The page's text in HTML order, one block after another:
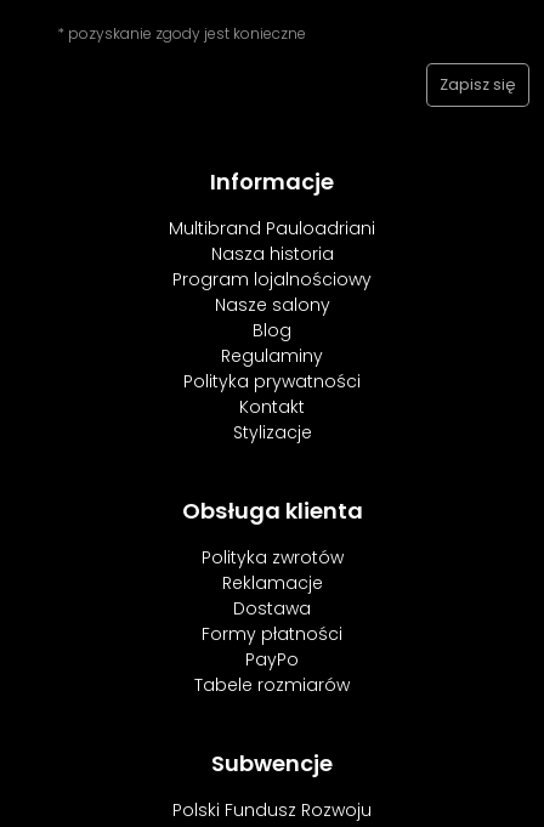
* pozyskanie zgody jest konieczne
Informacje
Multibrand Pauloadriani
Nasza historia
Program lojalnościowy
Nasze salony
Blog
Regulaminy
Polityka prywatności
Kontakt
Stylizacje
Obsługa klienta
Polityka zwrotów
Reklamacje
Dostawa
Formy płatności
PayPo
Tabele rozmiarów
Subwencje
Polski Fundusz Rozwoju